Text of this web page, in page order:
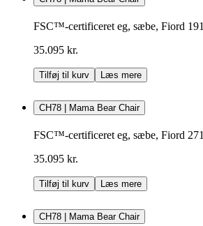
FSC™-certificeret eg, sæbe, Fiord 191
35.095 kr.
Tilføj til kurv Læs mere
CH78 | Mama Bear Chair
FSC™-certificeret eg, sæbe, Fiord 271
35.095 kr.
Tilføj til kurv Læs mere
CH78 | Mama Bear Chair